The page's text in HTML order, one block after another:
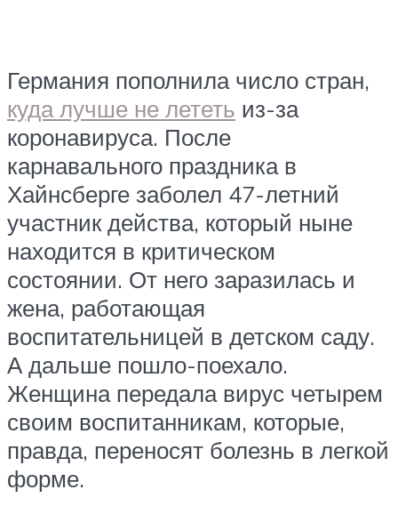
Германия пополнила число стран,
куда лучше не лететь из-за
коронавируса. После
карнавального праздника в
Хайнсберге заболел 47-летний
участник действа, который ныне
находится в критическом
состоянии. От него заразилась и
жена, работающая
воспитательницей в детском саду.
А дальше пошло-поехало.
Женщина передала вирус четырем
своим воспитанникам, которые,
правда, переносят болезнь в легкой
форме.